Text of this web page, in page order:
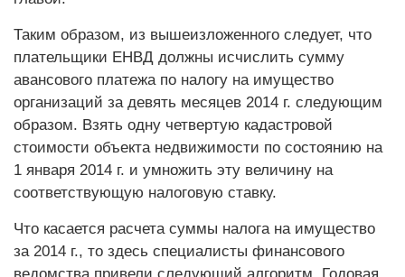
Таким образом, из вышеизложенного следует, что
плательщики ­ЕНВД должны исчислить сумму
авансового платежа по налогу на имущество
организаций за девять месяцев 2014 г. следующим
образом. Взять одну четвертую кадаст­ровой
стоимости объекта недвижимос­ти по состоянию на
1 января 2014 г. и умножить эту величину на
соответствующую налоговую ставку.
Что касается расчета суммы налога на имущество
за 2014 г., то здесь специалисты финансового